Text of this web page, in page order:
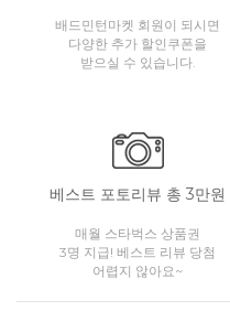
배드민턴마켓 회원이 되시면
다양한 추가 할인쿠폰을
받으실 수 있습니다.
베스트 포토리뷰 총 3만원
매월 스타벅스 상품권
3명 지급! 베스트 리뷰 당첨
어렵지 않아요~